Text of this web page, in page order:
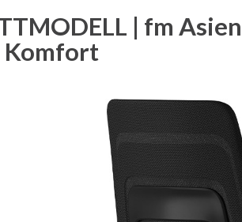
| fm
Komfort